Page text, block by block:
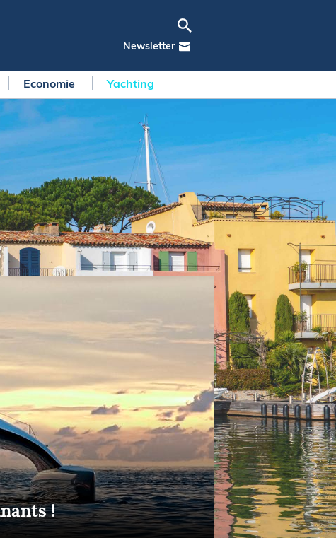
Newsletter
Economie Yachting
!